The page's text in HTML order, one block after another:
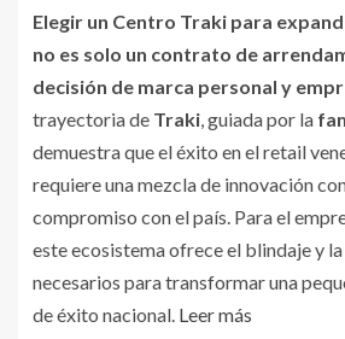
Elegir un Centro Traki para
no es solo un contrato de
decisión de marca personal y
trayectoria de Traki, guiada por la
demuestra que el éxito en el retail
requiere una mezcla de innovación
compromiso con el país. Para el
este ecosistema ofrece el blindaje y
necesarios para transformar una
de éxito nacional. Leer más